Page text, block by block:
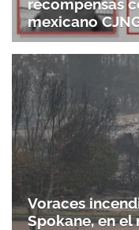
recompensas
mexicano
Voraces
Spokane, en el